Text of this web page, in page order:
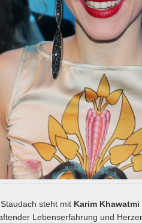
steht mit Karim Khawatmi
Lebenserfahrung und